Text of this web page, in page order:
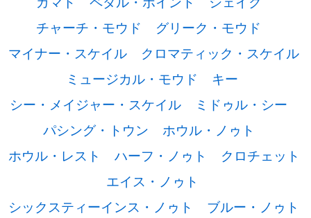
チャーチ・モウド
グリーク・モウド
マイナー・スケイル
クロマティック・スケイル
ミュージカル・モウド
キー
シー・メイジャー・スケイル
ミドゥル・シー
パシング・トウン
ホウル・ノゥト
ホウル・レスト
ハーフ・ノゥト
クロチェット
エイス・ノゥト
シックスティーインス・ノゥト
ブルー・ノゥト